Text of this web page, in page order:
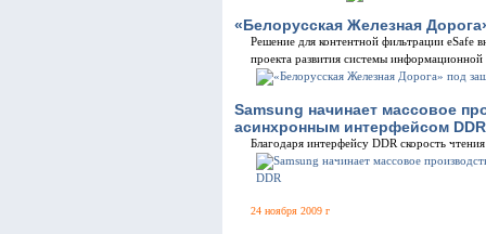
«Белорусская Железная
Решение для контентной фильтрации eSafe
проекта развития системы
Samsung начинает массовое
асинхронным интерфейсом DDR
Благодаря интерфейсу DDR скорость
24 ноября 2009 г